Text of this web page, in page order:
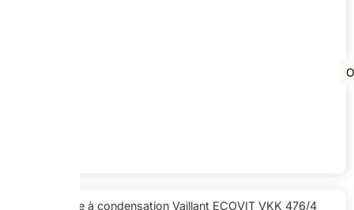
La chaudière à condensation Vaillant ECOVIT VKK 476/4